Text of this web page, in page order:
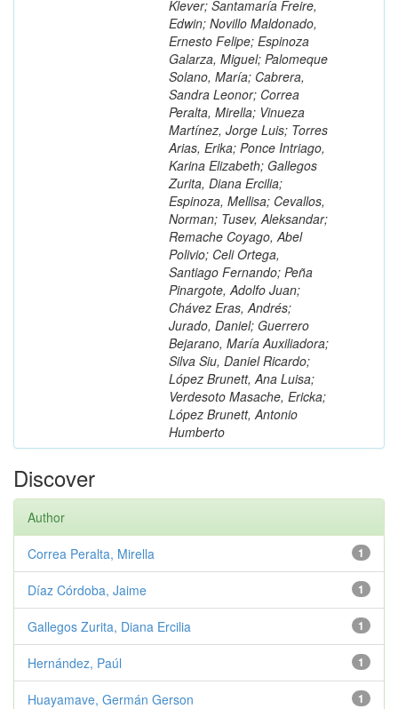
Klever; Santamaría Freire,
Edwin; Novillo Maldonado,
Ernesto Felipe; Espinoza
Galarza, Miguel; Palomeque
Solano, María; Cabrera,
Sandra Leonor; Correa
Peralta, Mirella; Vinueza
Martínez, Jorge Luis; Torres
Arias, Erika; Ponce Intriago,
Karina Elizabeth; Gallegos
Zurita, Diana Ercilia;
Espinoza, Mellisa; Cevallos,
Norman; Tusev, Aleksandar;
Remache Coyago, Abel
Polivio; Celi Ortega,
Santiago Fernando; Peña
Pinargote, Adolfo Juan;
Chávez Eras, Andrés;
Jurado, Daniel; Guerrero
Bejarano, María Auxiliadora;
Silva Siu, Daniel Ricardo;
López Brunett, Ana Luisa;
Verdesoto Masache, Ericka;
López Brunett, Antonio
Humberto
Discover
Author
1
Correa Peralta, Mirella
1
Díaz Córdoba, Jaime
1
Gallegos Zurita, Diana Ercilia
1
Hernández, Paúl
1
Huayamave, Germán Gerson